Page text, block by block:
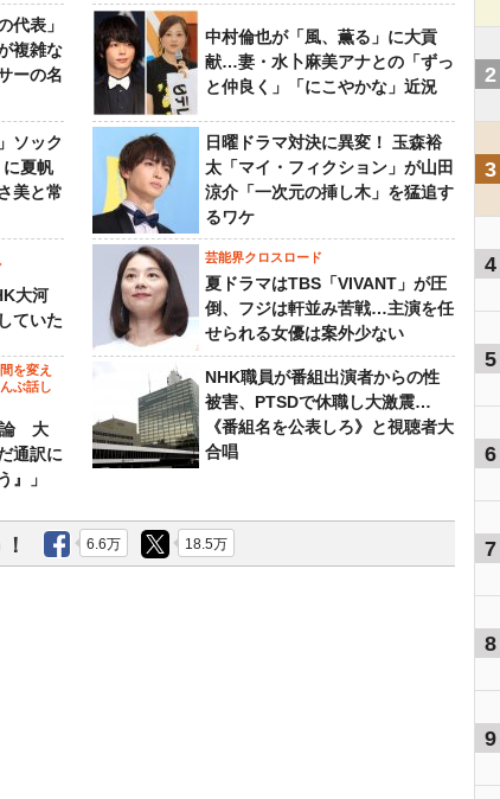
代表」
複雑な
ーの名
中村倫也が「風、薫る」に大貢
献…妻・水卜麻美アナとの「ずっ
と仲良く」「にこやかな」近況
ソック
に夏帆
美と常
日曜ドラマ対決に異変！ 玉森裕
太「マイ・フィクション」が山田
涼介「一次元の挿し木」を猛追す
るワケ
大河
ていた
芸能界クロスロード
夏ドラマはTBS「VIVANT」が圧
倒、フジは軒並み苦戦…主演を任
せられる女優は案外少ない
を変え
ぶ話し
論 大
通訳に
』」
NHK職員が番組出演者からの性
被害、PTSDで休職し大激震…
《番組名を公表しろ》と視聴者大
合唱
6.6万 18.5万
2
3
4
5
6
7
8
9